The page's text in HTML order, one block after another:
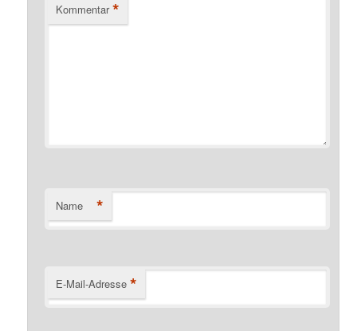
Kommentar *
Name *
E-Mail-Adresse *